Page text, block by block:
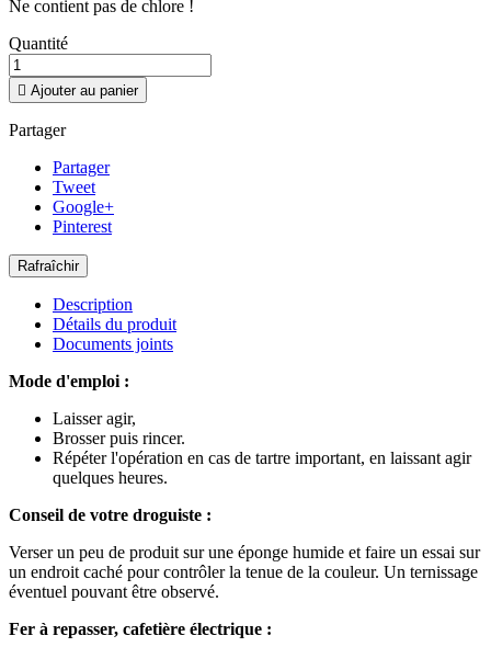
Ne contient pas de chlore !
Quantité
 Ajouter au panier
Partager
Partager
Tweet
Google+
Pinterest
Description
Détails du produit
Documents joints
Mode d'emploi :
Laisser agir,
Brosser puis rincer.
Répéter l'opération en cas de tartre important, en laissant agir
quelques heures.
Conseil de votre droguiste :
Verser un peu de produit sur une éponge humide et faire un essai sur
un endroit caché pour contrôler la tenue de la couleur. Un ternissage
éventuel pouvant être observé.
Fer à repasser, cafetière électrique :